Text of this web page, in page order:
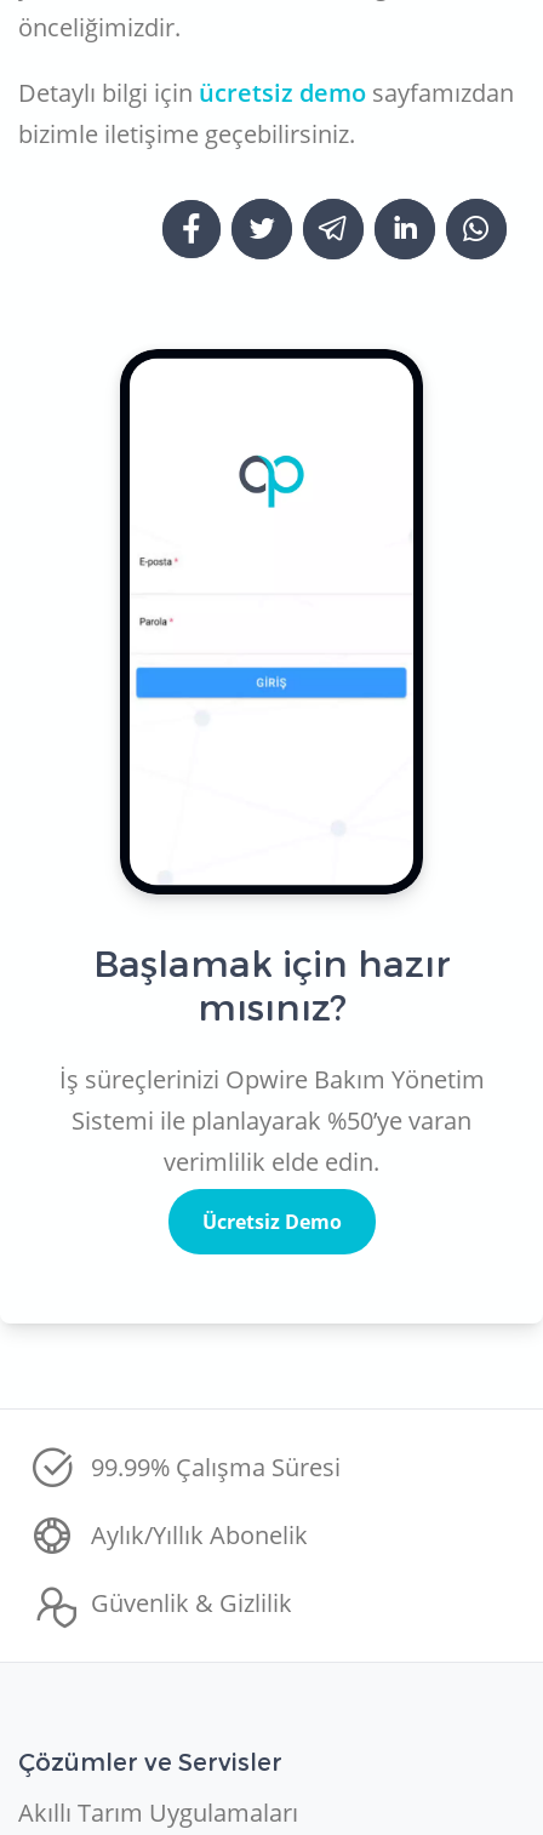
önceliğimizdir.
Detaylı bilgi için ücretsiz demo sayfamızdan
bizimle iletişime geçebilirsiniz.
Başlamak için hazır
mısınız?
İş süreçlerinizi Opwire Bakım Yönetim
Sistemi ile planlayarak %50’ye varan
verimlilik elde edin.
Ücretsiz Demo
99.99% Çalışma Süresi
Aylık/Yıllık Abonelik
Güvenlik & Gizlilik
Çözümler ve Servisler
Akıllı Tarım Uygulamaları